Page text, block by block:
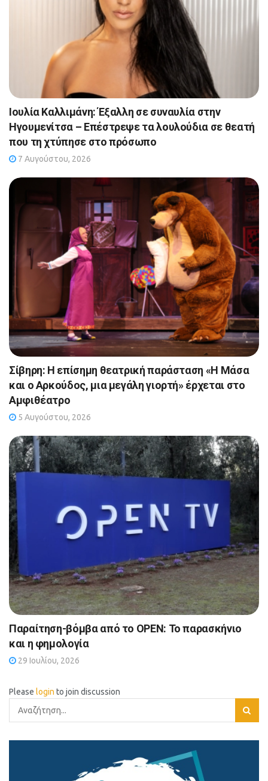
Ιουλία Καλλιμάνη: Έξαλλη σε συναυλία στην
Ηγουμενίτσα – Επέστρεψε τα λουλούδια σε θεατή
που τη χτύπησε στο πρόσωπο
7 Αυγούστου, 2026
Σίβηρη: Η επίσημη θεατρική παράσταση «Η Μάσα
και ο Αρκούδος, μια μεγάλη γιορτή» έρχεται στο
Αμφιθέατρο
5 Αυγούστου, 2026
Παραίτηση-βόμβα από το OPEN: Το παρασκήνιο
και η φημολογία
29 Ιουλίου, 2026
Please login to join discussion